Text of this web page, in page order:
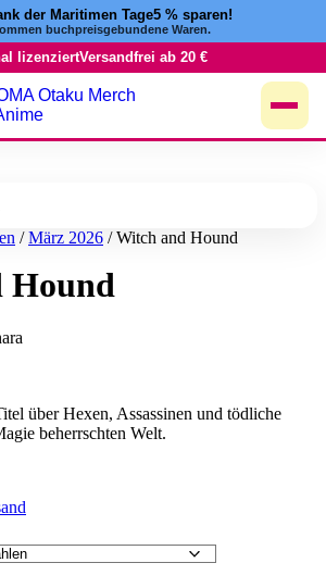
der Maritimen Tage5 % sparen!
buchpreisgebundene Waren.
lizenziertVersandfrei ab 20 €
/März 2026 / Witch and Hound
Hound
über Hexen, Assassinen und tödliche
beherrschten Welt.